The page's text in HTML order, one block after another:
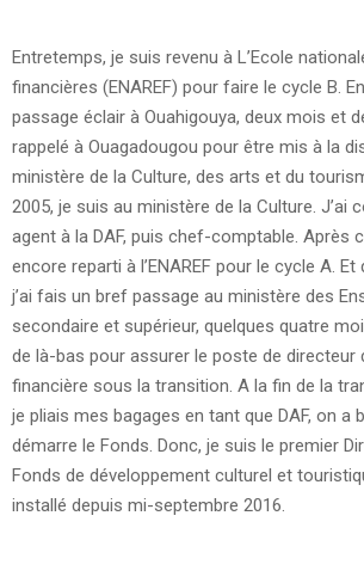
Entretemps, je suis revenu à L’Ecole
financières (ENAREF) pour faire le cycle B.
passage éclair à Ouahigouya, deux mois et
rappelé à Ouagadougou pour être mis à la
ministère de la Culture, des arts et du
2005, je suis au ministère de la Culture. J’ai
agent à la DAF, puis chef-comptable. Après
encore reparti à l’ENAREF pour le cycle A.
j’ai fais un bref passage au ministère des
secondaire et supérieur, quelques quatre
de là-bas pour assurer le poste de directeur
financière sous la transition. A la fin de la
je pliais mes bagages en tant que DAF, on a
démarre le Fonds. Donc, je suis le premier
Fonds de développement culturel et
installé depuis mi-septembre 2016.